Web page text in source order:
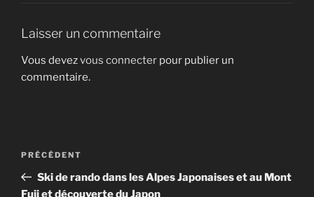
Laisser un commentaire
Vous devezvous connecter pour publier un
commentaire.
Navigation
l’article
Article
précédent
PRÉCÉDENT
Ski de rando dans les Alpes Japonaises et au Mont
Fuji et découverte du Japon